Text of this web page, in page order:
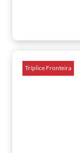
Tríplice Fronteira